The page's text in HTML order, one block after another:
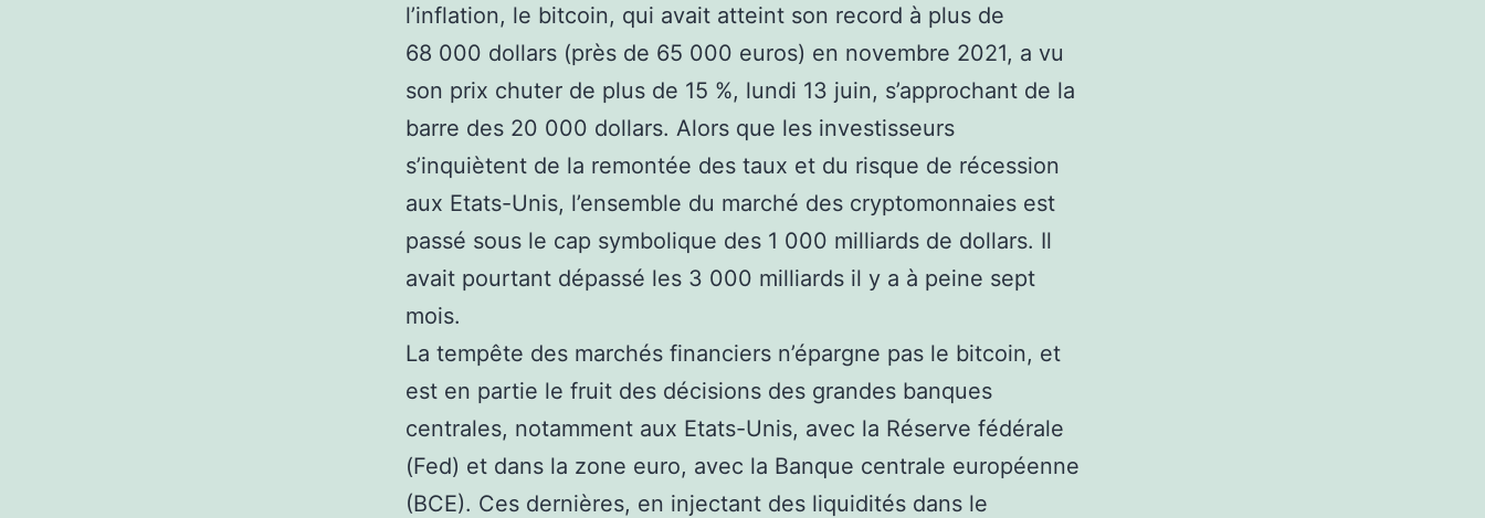
l’inflation, le bitcoin, qui avait atteint son record à plus de
68 000 dollars (près de 65 000 euros) en novembre 2021, a vu
son prix chuter de plus de 15 %, lundi 13 juin, s’approchant de la
barre des 20 000 dollars. Alors que les investisseurs
s’inquiètent de la remontée des taux et du risque de récession
aux Etats-Unis, l’ensemble du marché des cryptomonnaies est
passé sous le cap symbolique des 1 000 milliards de dollars. Il
avait pourtant dépassé les 3 000 milliards il y a à peine sept
mois.
La tempête des marchés financiers n’épargne pas le bitcoin, et
est en partie le fruit des décisions des grandes banques
centrales, notamment aux Etats-Unis, avec la Réserve fédérale
(Fed) et dans la zone euro, avec la Banque centrale européenne
(BCE). Ces dernières, en injectant des liquidités dans le